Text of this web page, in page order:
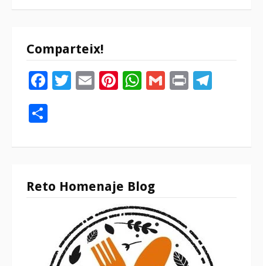
Comparteix!
Facebook
Twitter
EmailPinterest
WhatsApp
Gmail
Print
Reto Homenaje Blog